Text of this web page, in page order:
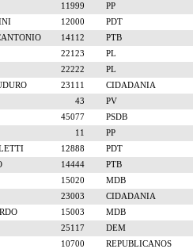
11999
PP
12000
PDT
14112
PTB
22123
PL
22222
PL
23111
CIDADANIA
43
PV
45077
PSDB
11
PP
12888
PDT
14444
PTB
15020
MDB
23003
CIDADANIA
15003
MDB
25117
DEM
10700
REPUBLICANOS